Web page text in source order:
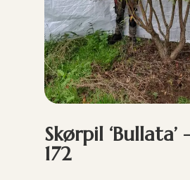
Skørpil ‘Bullata’
172